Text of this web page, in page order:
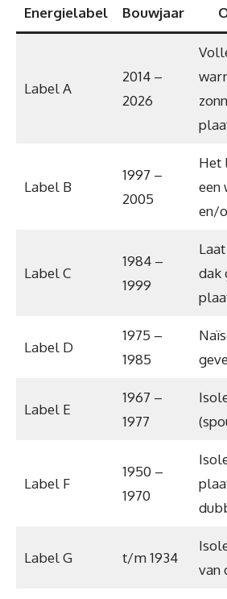
Energielabel Bouwjaar
Label A
2014 –
2026
Label B
1997 –
2005
Het
een
en/
Label C
1984 –
1999
dak
Label D
1975 –
1985
Label E
1967 –
1977
Label F
1950 –
1970
Label G t/m 1934
van